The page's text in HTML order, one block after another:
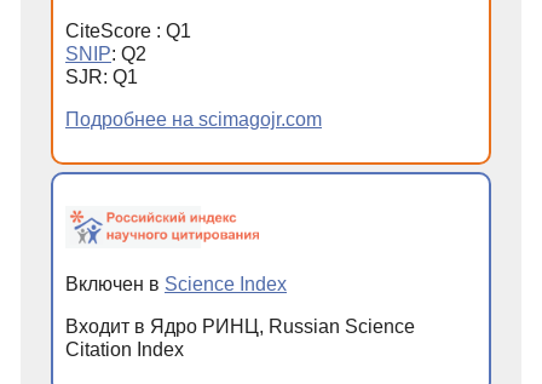
CiteScore : Q1
SNIP: Q2
SJR: Q1
Подробнее на scimagojr.com
Включен в Science Index
Входит в Ядро РИНЦ, Russian Science
Citation Index